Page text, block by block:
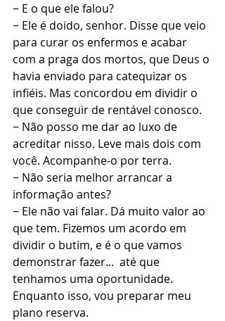
− E o que ele falou?
− Ele é doido, senhor. Disse que veio
para curar os enfermos e acabar
com a praga dos mortos, que Deus o
havia enviado para catequizar os
infiéis. Mas concordou em dividir o
que conseguir de rentável conosco.
− Não posso me dar ao luxo de
acreditar nisso. Leve mais dois com
você. Acompanhe-o por terra.
− Não seria melhor arrancar a
informação antes?
− Ele não vai falar. Dá muito valor ao
que tem. Fizemos um acordo em
dividir o butim, e é o que vamos
demonstrar fazer...  até que
tenhamos uma oportunidade.
Enquanto isso, vou preparar meu
plano reserva.